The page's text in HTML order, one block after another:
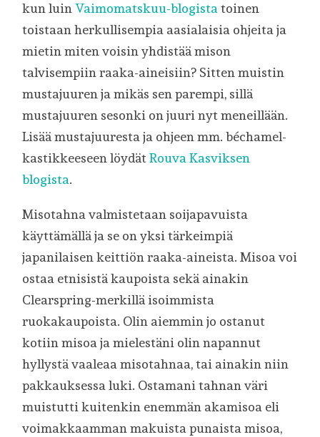
kun luin Vaimomatskuu-blogista toinen
toistaan herkullisempia aasialaisia ohjeita ja
mietin miten voisin yhdistää mison
talvisempiin raaka-aineisiin? Sitten muistin
mustajuuren ja mikäs sen parempi, sillä
mustajuuren sesonki on juuri nyt meneillään.
Lisää mustajuuresta ja ohjeen mm. béchamel-
kastikkeeseen löydätRouva Kasviksen
blogista.
Misotahna valmistetaan soijapavuista
käyttämällä ja se on yksi tärkeimpiä
japanilaisen keittiön raaka-aineista. Misoa voi
ostaa etnisistä kaupoista sekä ainakin
Clearspring-merkillä isoimmista
ruokakaupoista. Olin aiemmin jo ostanut
kotiin misoa ja mielestäni olin napannut
hyllystä vaaleaa misotahnaa, tai ainakin niin
pakkauksessa luki. Ostamani tahnan väri
muistutti kuitenkin enemmän akamisoa eli
voimakkaamman makuista punaista misoa,